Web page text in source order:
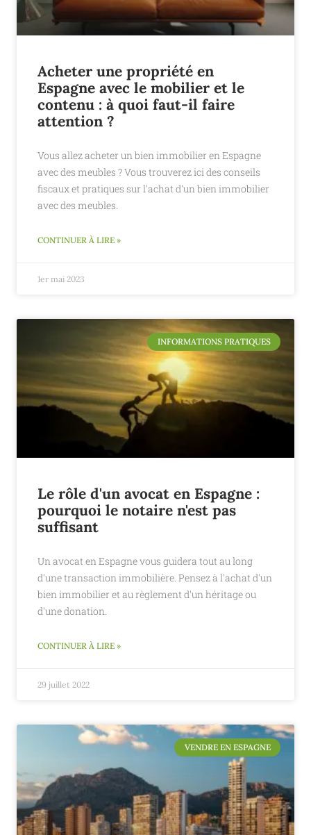
Acheter une propriété en
Espagne avec le mobilier et le
contenu : à quoi faut-il faire
attention ?
Vous allez acheter un bien immobilier en Espagne
avec des meubles ? Vous trouverez ici des conseils
fiscaux et pratiques sur l'achat d'un bien immobilier
avec des meubles.
CONTINUER À LIRE »
1er mai 2023
INFORMATIONS PRATIQUES
Le rôle d'un avocat en Espagne :
pourquoi le notaire n'est pas
suffisant
Un avocat en Espagne vous guidera tout au long
d'une transaction immobilière. Pensez à l'achat d'un
bien immobilier et au règlement d'un héritage ou
d'une donation.
CONTINUER À LIRE »
29 juillet 2022
VENDRE EN ESPAGNE